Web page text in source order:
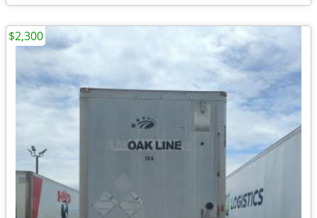
$2,300